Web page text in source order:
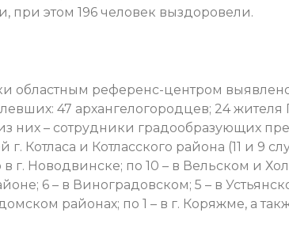
при этом 196 человек выздоровели.
областным референс-центром выявлено
47 архангелогородцев; 24 жителя
них – сотрудники градообразующих
Котласа и Котласского района (11 и 9
г. Новодвинске; по 10 – в Вельском и
6 – в Виноградовском; 5 – в
районах; по 1 – в г. Коряжме, а